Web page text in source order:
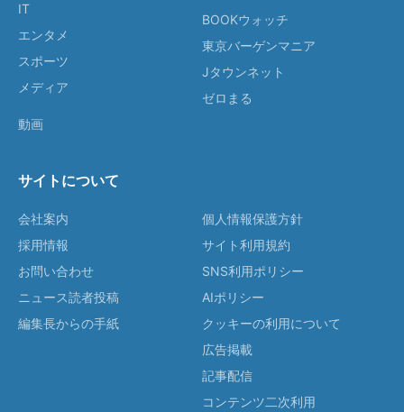
IT
エンタメ
スポーツ
メディア
動画
BOOKウォッチ
東京バーゲンマニア
Jタウンネット
ゼロまる
サイトについて
会社案内
採用情報
お問い合わせ
ニュース読者投稿
編集長からの手紙
個人情報保護方針
サイト利用規約
SNS利用ポリシー
AIポリシー
クッキーの利用について
広告掲載
記事配信
コンテンツ二次利用